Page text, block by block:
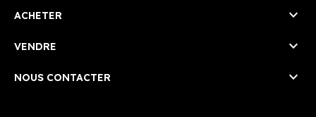
ACHETER 
VENDRE 
NOUS CONTACTER 